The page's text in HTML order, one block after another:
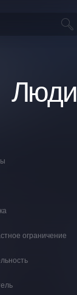
ограничение